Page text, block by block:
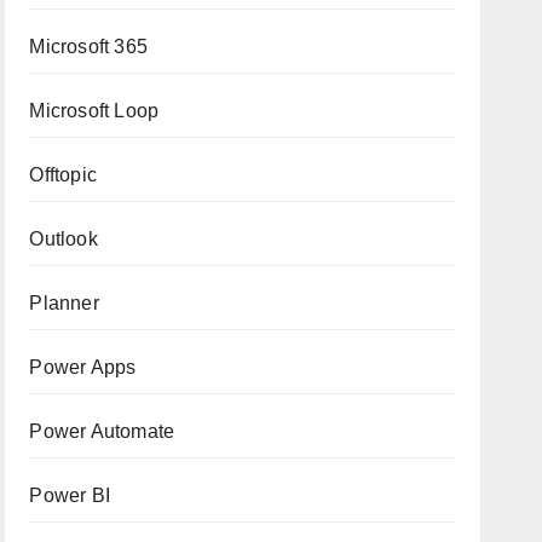
Microsoft 365
Microsoft Loop
Offtopic
Outlook
Planner
Power Apps
Power Automate
Power BI